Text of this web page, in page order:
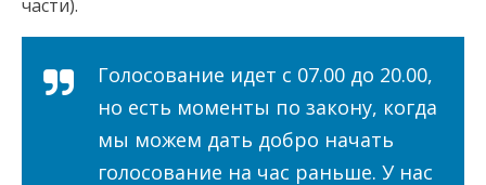
части).
Голосование идет с 07.00 до 20.00,
но есть моменты по закону, когда
мы можем дать добро начать
голосование на час раньше. У нас